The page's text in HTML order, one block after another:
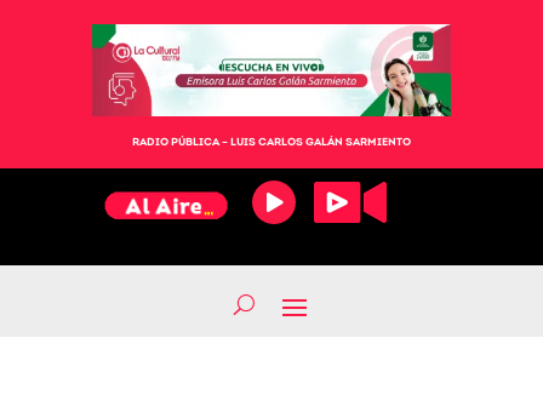
RADIO PÚBLICA – LUIS CARLOS GALÁN SARMIENTO